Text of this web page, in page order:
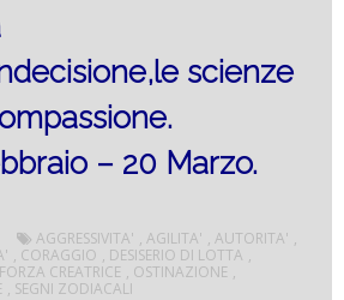
scienze
– 20 Marzo.
AGGRESSIVITA' , AGILITA' , AUTORITA' ,
, CORAGGIO , DESISERIO DI LOTTA ,
FORZA CREATRICE , OSTINAZIONE ,
, SEGNI ZODIACALI